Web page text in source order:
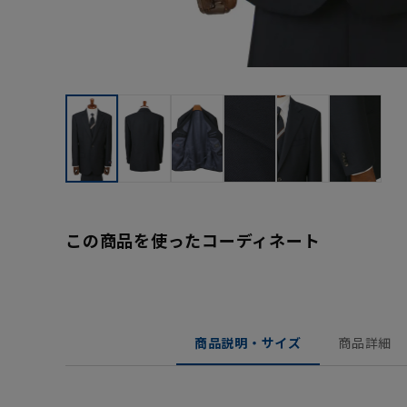
この商品を使ったコーディネート
商品説明・サイズ 商品詳細